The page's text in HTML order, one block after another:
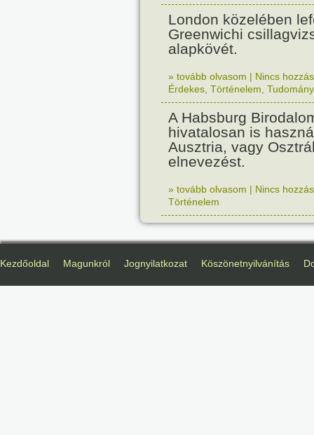
London közelében
Greenwichi
alapkövét.
» tovább olvasom | Nincs
Érdekes Történelem Tudomány
A Habsburg
hivatalosan is
Ausztria, vagy
elnevezést.
» tovább olvasom | Nincs
Történelem
Kezdőoldal Magunkról Jognyilatkozat Köszönetnyilvánítás